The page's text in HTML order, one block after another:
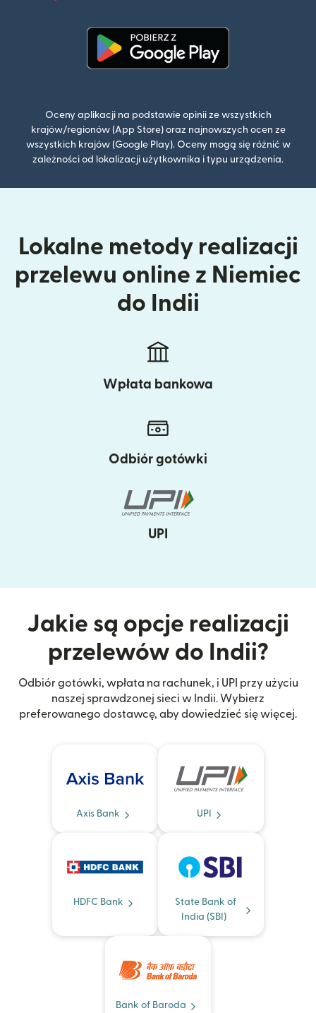
Oceny aplikacji na podstawie opinii ze wszystkich
krajów/regionów (App Store) oraz najnowszych ocen ze
wszystkich krajów (Google Play). Oceny mogą się różnić w
zależności od lokalizacji użytkownika i typu urządzenia.
Lokalne metody realizacji
przelewu online z Niemiec
do Indii
Wpłata bankowa
Odbiór gotówki
UPI
Jakie są opcje realizacji
przelewów do Indii?
Odbiór gotówki, wpłata na rachunek, i UPI przy użyciu
naszej sprawdzonej sieci w Indii. Wybierz
preferowanego dostawcę, aby dowiedzieć się więcej.
Axis Bank UPI
HDFC Bank
State Bank of
India (SBI)
Bank of Baroda